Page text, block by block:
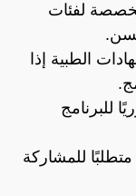
لفئات
الطبية إذا
للبرنامج
للمشاركة